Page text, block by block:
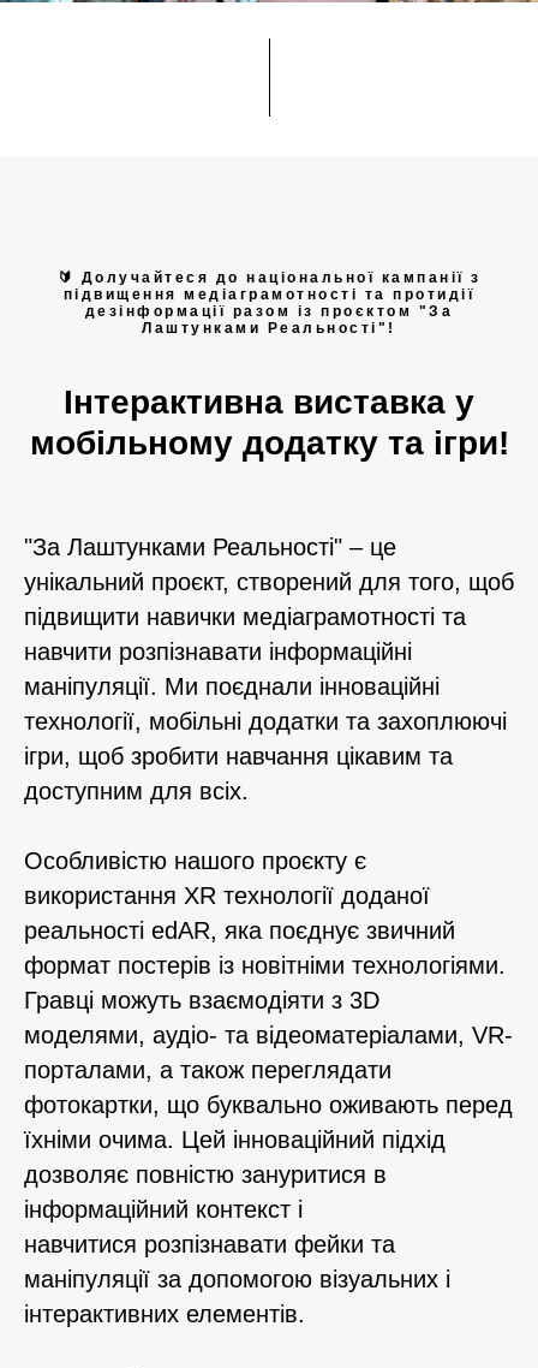
🔰 Долучайтеся до національної кампанії з
підвищення медіаграмотності та протидії
дезінформації разом із проєктом "За
Лаштунками Реальності"!
Інтерактивна виставка у
мобільному додатку та ігри!
"За Лаштунками Реальності" – це
унікальний проєкт, створений для того, щоб
підвищити навички медіаграмотності та
навчити розпізнавати інформаційні
маніпуляції. Ми поєднали інноваційні
технології, мобільні додатки та захоплюючі
ігри, щоб зробити навчання цікавим та
доступним для всіх.
Особливістю нашого проєкту є
використання XR технології доданої
реальності edAR, яка поєднує звичний
формат постерів із новітніми технологіями.
Гравці можуть взаємодіяти з 3D
моделями, аудіо- та відеоматеріалами, VR-
порталами, а також переглядати
фотокартки, що буквально оживають перед
їхніми очима. Цей інноваційний підхід
дозволяє повністю зануритися в
інформаційний контекст і
навчитися розпізнавати фейки та
маніпуляції за допомогою візуальних і
інтерактивних елементів.